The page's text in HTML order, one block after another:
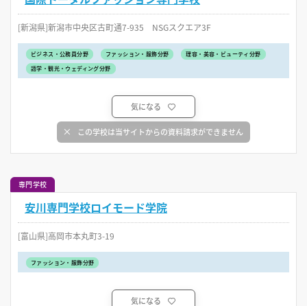
[新潟県]新潟市中央区古町通7-935 NSGスクエア3F
ビジネス・公務員分野 ファッション・服飾分野
理容・美容・ビューティ分野
語学・観光・ウェディング分野
気になる
この学校は当サイトからの資料請求ができません
専門学校
安川専門学校ロイモード学院
[富山県]高岡市本丸町3-19
ファッション・服飾分野
気になる